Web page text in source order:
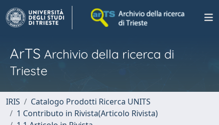
ArTS Archivio della ricerca di
Trieste
IRIS
Catalogo Prodotti Ricerca UNITS
1 Contributo in Rivista(Articolo Rivista)